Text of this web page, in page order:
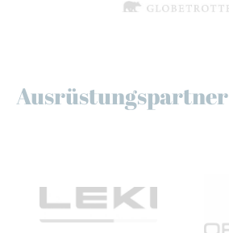
Ausrüstungspartner